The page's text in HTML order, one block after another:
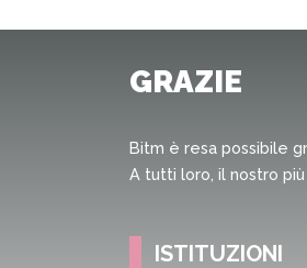
GRAZIE
Bitm è resa possibile
A tutti loro, il nostro
ISTITUZIONI